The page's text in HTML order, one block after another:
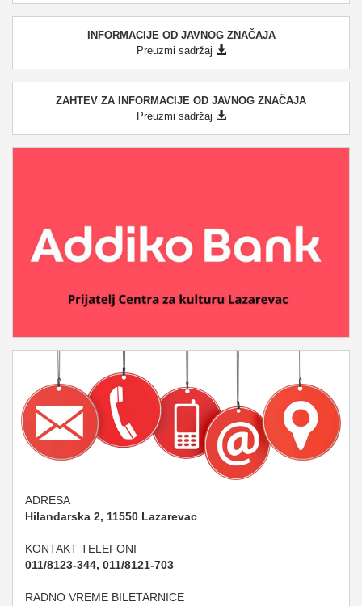
INFORMACIJE OD JAVNOG ZNAČAJA
Preuzmi sadržaj
ZAHTEV ZA INFORMACIJE OD JAVNOG ZNAČAJA
Preuzmi sadržaj
ADRESA
Hilandarska 2, 11550 Lazarevac
KONTAKT TELEFONI
011/8123-344, 011/8121-703
RADNO VREME BILETARNICE